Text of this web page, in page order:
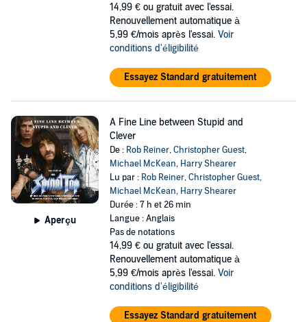
14,99 € ou gratuit avec l'essai.
Renouvellement automatique à
5,99 €/mois après l'essai. Voir
conditions d'éligibilité
Essayez Standard gratuitement
Aperçu
A Fine Line between Stupid and
Clever
De : Rob Reiner,Christopher Guest,
Michael McKean, Harry Shearer
Lu par : Rob Reiner,Christopher Guest,
Michael McKean, Harry Shearer
Durée : 7 h et 26 min
Langue : Anglais
Pas de notations
14,99 € ou gratuit avec l'essai.
Renouvellement automatique à
5,99 €/mois après l'essai. Voir
conditions d'éligibilité
Essayez Standard gratuitement